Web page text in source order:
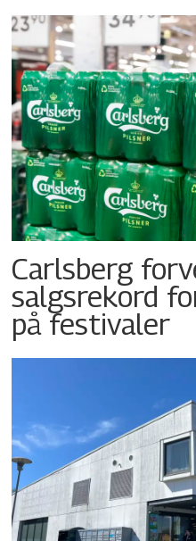
Carlsberg
salgsrekord
på festivaler